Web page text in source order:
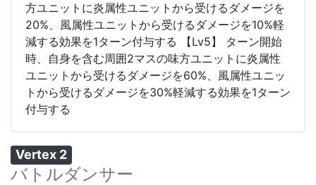
方ユニットに炎属性ユニットから受けるダメージを
20%、風属性ユニットから受けるダメージを10%軽
減する効果を1ターン付与する 【Lv5】 ターン開始
時、自身を含む周囲2マスの味方ユニットに炎属性
ユニットから受けるダメージを60%、風属性ユニッ
トから受けるダメージを30%軽減する効果を1ターン
付与する
Vertex 2
バトルダンサー